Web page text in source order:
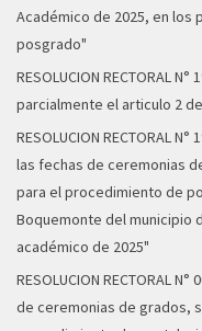
Académico de 2025, en
posgrado"
RESOLUCION RECTORAL N°
parcialmente el articulo 2
RESOLUCION RECTORAL N°
las fechas de ceremonias
para el procedimiento de
Boquemonte del municipio
académico de 2025"
RESOLUCION RECTORAL N°
de ceremonias de grados,